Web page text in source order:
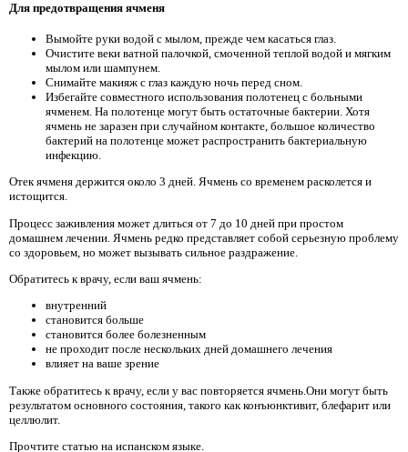
Для предотвращения ячменя
Вымойте руки водой с мылом, прежде чем касаться глаз.
Очистите веки ватной палочкой, смоченной теплой водой и мягким
мылом или шампунем.
Снимайте макияж с глаз каждую ночь перед сном.
Избегайте совместного использования полотенец с больными
ячменем. На полотенце могут быть остаточные бактерии. Хотя
ячмень не заразен при случайном контакте, большое количество
бактерий на полотенце может распространить бактериальную
инфекцию.
Отек ячменя держится около 3 дней. Ячмень со временем расколется и
истощится.
Процесс заживления может длиться от 7 до 10 дней при простом
домашнем лечении. Ячмень редко представляет собой серьезную проблему
со здоровьем, но может вызывать сильное раздражение.
Обратитесь к врачу, если ваш ячмень:
внутренний
становится больше
становится более болезненным
не проходит после нескольких дней домашнего лечения
влияет на ваше зрение
Также обратитесь к врачу, если у вас повторяется ячмень.Они могут быть
результатом основного состояния, такого как конъюнктивит, блефарит или
целлюлит.
Прочтите статью на испанском языке.